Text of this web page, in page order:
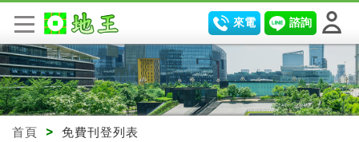
諮詢
來電
首頁 > 免費刊登列表